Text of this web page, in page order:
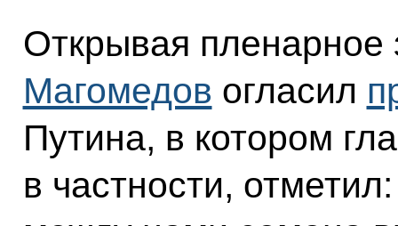
Открывая пленарное
Магомедов огласил
Путина, в котором
в частности,